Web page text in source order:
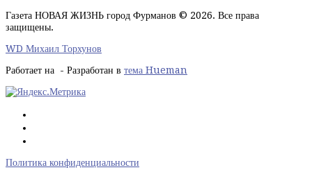
Газета НОВАЯ ЖИЗНЬ город Фурманов © 2026. Все права
защищены.
WD Михаил Торхунов
Работает на - Разработан в тема Hueman
Политика конфиденциальности